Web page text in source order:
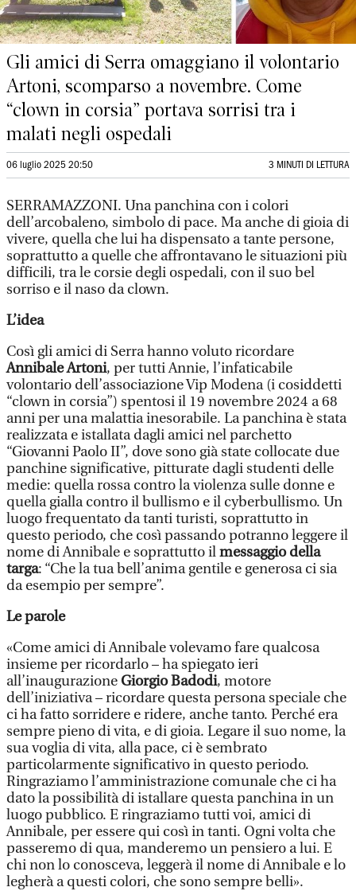
Gli amici di Serra omaggiano il volontario
Artoni, scomparso a novembre. Come
“clown in corsia” portava sorrisi tra i
malati negli ospedali
06 luglio 2025 20:50 3 MINUTI DI LETTURA
SERRAMAZZONI. Una panchina con i colori
dell’arcobaleno, simbolo di pace. Ma anche di gioia di
vivere, quella che lui ha dispensato a tante persone,
soprattutto a quelle che affrontavano le situazioni più
difficili, tra le corsie degli ospedali, con il suo bel
sorriso e il naso da clown.
L’idea
Così gli amici di Serra hanno voluto ricordare
Annibale Artoni, per tutti Annie, l’infaticabile
volontario dell’associazione Vip Modena (i cosiddetti
“clown in corsia”) spentosi il 19 novembre 2024 a 68
anni per una malattia inesorabile. La panchina è stata
realizzata e istallata dagli amici nel parchetto
“Giovanni Paolo II”, dove sono già state collocate due
panchine significative, pitturate dagli studenti delle
medie: quella rossa contro la violenza sulle donne e
quella gialla contro il bullismo e il cyberbullismo. Un
luogo frequentato da tanti turisti, soprattutto in
questo periodo, che così passando potranno leggere il
nome di Annibale e soprattutto ilmessaggio della
targa: “Che la tua bell’anima gentile e generosa ci sia
da esempio per sempre”.
Le parole
«Come amici di Annibale volevamo fare qualcosa
insieme per ricordarlo – ha spiegato ieri
all’inaugurazioneGiorgio Badodi, motore
dell’iniziativa – ricordare questa persona speciale che
ci ha fatto sorridere e ridere, anche tanto. Perché era
sempre pieno di vita, e di gioia. Legare il suo nome, la
sua voglia di vita, alla pace, ci è sembrato
particolarmente significativo in questo periodo.
Ringraziamo l’amministrazione comunale che ci ha
dato la possibilità di istallare questa panchina in un
luogo pubblico. E ringraziamo tutti voi, amici di
Annibale, per essere qui così in tanti. Ogni volta che
passeremo di qua, manderemo un pensiero a lui. E
chi non lo conosceva, leggerà il nome di Annibale e lo
legherà a questi colori, che sono sempre belli».